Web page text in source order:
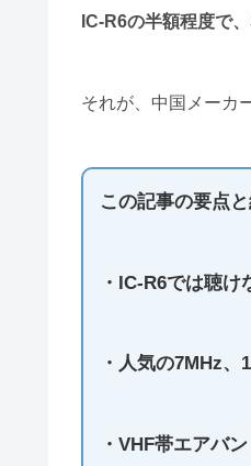
IC-R6の半額程度で
それが、中国メーカ
この記事の要点
・IC-R6では聴
・人気の7MHz
・VHF帯エアバ